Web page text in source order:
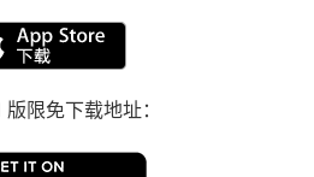
限免下载地址：